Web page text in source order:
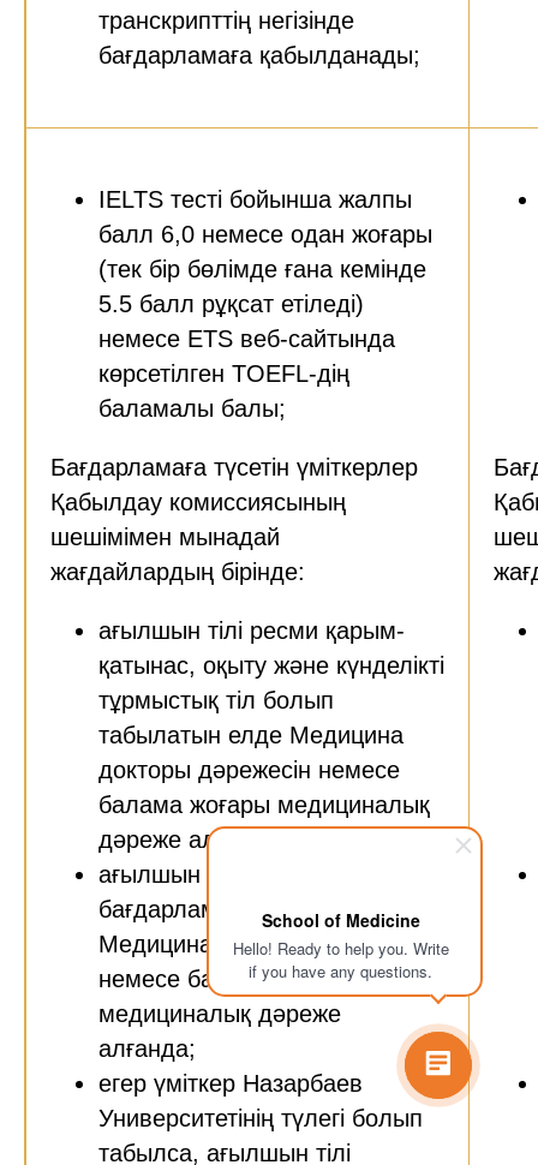
School of Medicine
Hello! Ready to help you. Write
if you have any questions.
транскрипттің негізінде
бағдарламаға қабылданады;
IELTS тесті бойынша жалпы
балл 6,0 немесе одан жоғары
(тек бір бөлімде ғана кемінде
5.5 балл рұқсат етіледі)
немесе ETS веб-сайтында
көрсетілген TOEFL-дің
баламалы балы;
Бағдарламаға түсетін үміткерлер
Қабылдау комиссиясының
шешімімен мынадай
жағдайлардың бірінде:
ағылшын тілі ресми қарым-
қатынас, оқыту және күнделікті
тұрмыстық тіл болып
табылатын елде Медицина
докторы дәрежесін немесе
балама жоғары медициналық
дәреже алғанда;
ағылшын тілінде оқытылатын
бағдарламалар бойынша
Медицина докторы дәрежесін
немесе балама жоғары
медициналық дәреже
алғанда;
егер үміткер Назарбаев
Университетінің түлегі болып
табылса, ағылшын тілі